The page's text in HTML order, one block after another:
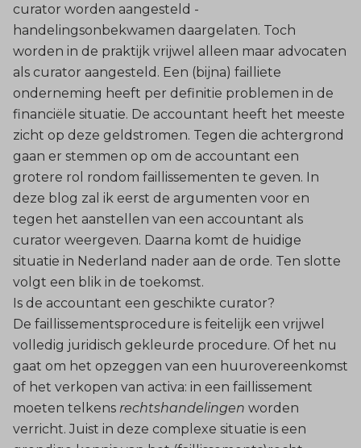
curator worden aangesteld -
handelingsonbekwamen daargelaten. Toch
worden in de praktijk vrijwel alleen maar advocaten
als curator aangesteld. Een (bijna) failliete
onderneming heeft per definitie problemen in de
financiële situatie. De accountant heeft het meeste
zicht op deze geldstromen. Tegen die achtergrond
gaan er stemmen op om de accountant een
grotere rol rondom faillissementen te geven. In
deze blog zal ik eerst de argumenten voor en
tegen het aanstellen van een accountant als
curator weergeven. Daarna komt de huidige
situatie in Nederland nader aan de orde. Ten slotte
volgt een blik in de toekomst.
Is de accountant een geschikte curator?
De faillissementsprocedure is feitelijk een vrijwel
volledig juridisch gekleurde procedure. Of het nu
gaat om het opzeggen van een huurovereenkomst
of het verkopen van activa: in een faillissement
moeten telkens rechtshandelingen worden
verricht. Juist in deze complexe situatie is een